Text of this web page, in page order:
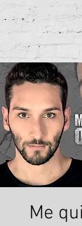
Me